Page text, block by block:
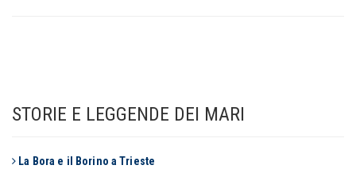
STORIE E LEGGENDE DEI MARI
La Bora e il Borino a Trieste